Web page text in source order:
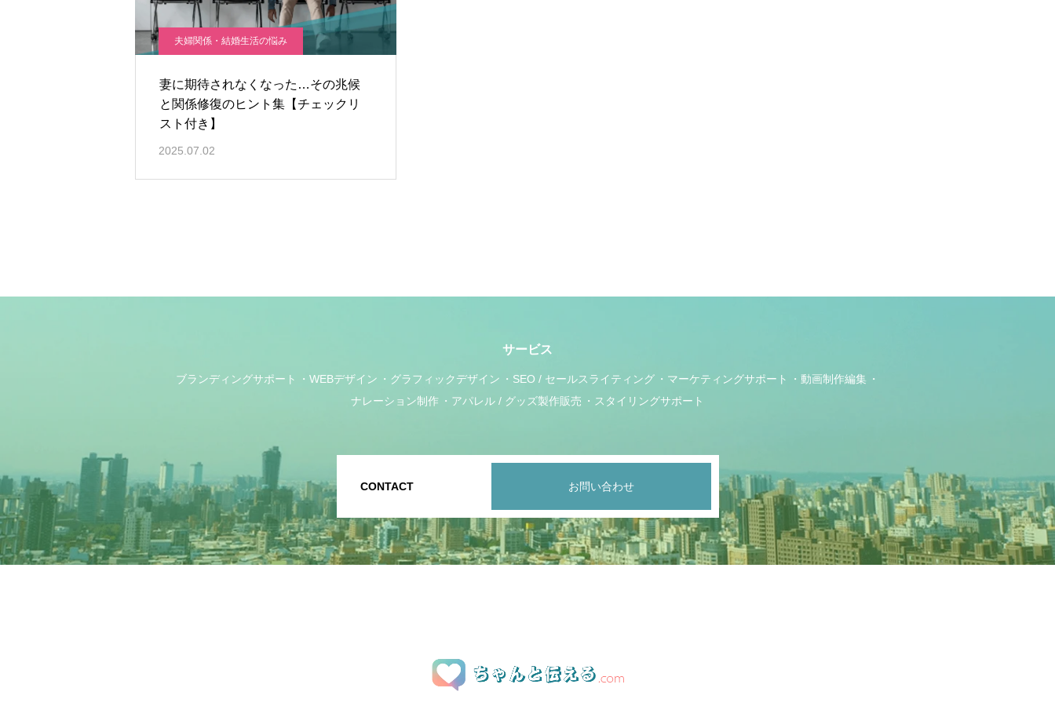
夫婦関係・結婚生活の悩み
妻に期待されなくなった…その兆候
と関係修復のヒント集【チェックリ
スト付き】
2025.07.02
サービス
ブランディングサポート WEBデザイン グラフィックデザイン SEO / セールスライティング マーケティングサポート
動画制作編集
ナレーション制作
アパレル / グッズ製作販売 スタイリングサポート
CONTACT お問い合わせ